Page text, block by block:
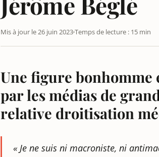
Mis à jour le 26 juin 2023Temps de lecture : 15 min
Une figure bonhomme
par les médias de
relative droitisation
« Je ne suis ni macroniste, ni